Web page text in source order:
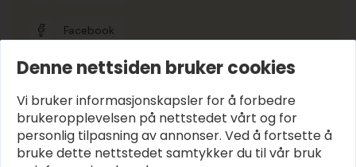
Facebook
Google-vurdering
Hold deg oppdatert
Denne nettsiden bruker cookies
Vi bruker informasjonskapsler for å forbedre
brukeropplevelsen på nettstedet vårt og for
personlig tilpasning av annonser. Ved å fortsette å
bruke dette nettstedet samtykker du til vår bruk